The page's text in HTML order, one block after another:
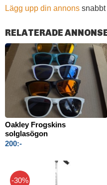
Lägg upp din annons
RELATERADE
Oakley Frogskins
solglasögon
200:-
-30%